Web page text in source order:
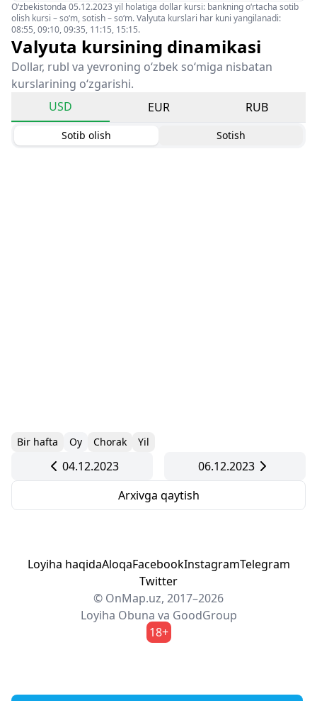
O‘zbekistonda 05.12.2023 yil holatiga dollar kursi: bankning o‘rtacha sotib
olish kursi – so‘m, sotish – so‘m. Valyuta kurslari har kuni yangilanadi:
08:55, 09:10, 09:35, 11:15, 15:15.
Valyuta kursining dinamikasi
Dollar, rubl va yevroning o‘zbek so‘miga nisbatan
kurslarining o‘zgarishi.
USD
EUR RUB
Sotib olish Sotish
Bir hafta Oy Chorak Yil
04.12.2023
06.12.2023
Arxivga qaytish
Loyiha haqidaAloqaFacebookInstagramTelegram
Twitter
© OnMap.uz, 2017–2026
Loyiha Obuna va GoodGroup
18+